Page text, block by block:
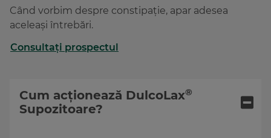
Când vorbim despre constipație, apar adesea
aceleași întrebări.
Consultați prospectul
Cum acționează DulcoLax®
Supozitoare?